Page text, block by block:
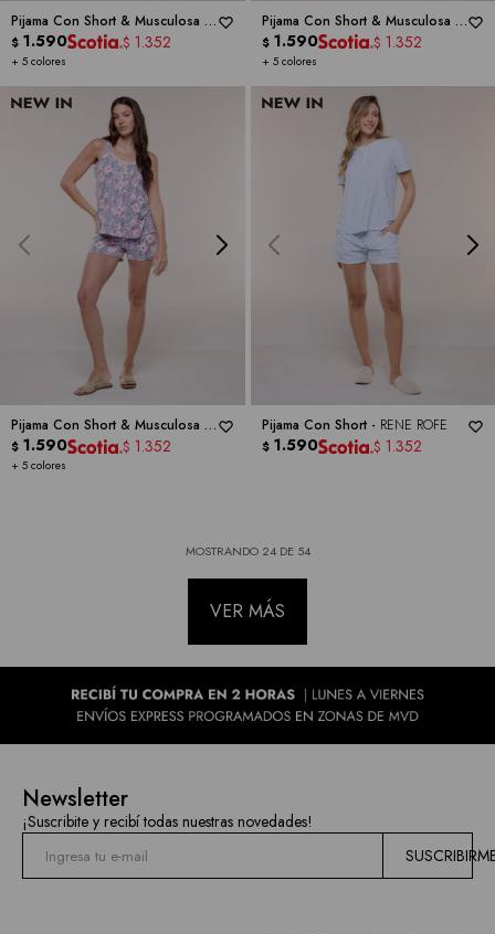
Pijama Con Short & Musculosa -
RENE ROFE
+ 5 colores
$ 1.590 $ 1.352
Pijama Con Short & Musculosa -
RENE ROFE
+ 5 colores
$ 1.590 $ 1.352
Pijama Con Short & Musculosa -
RENE ROFE
+ 5 colores
$ 1.590 $ 1.352
Pijama Con Short - RENE ROFE
$ 1.590 $ 1.352
MOSTRANDO 24DE 54
VER MÁS
Newsletter
¡Suscribite y recibí todas nuestras novedades!